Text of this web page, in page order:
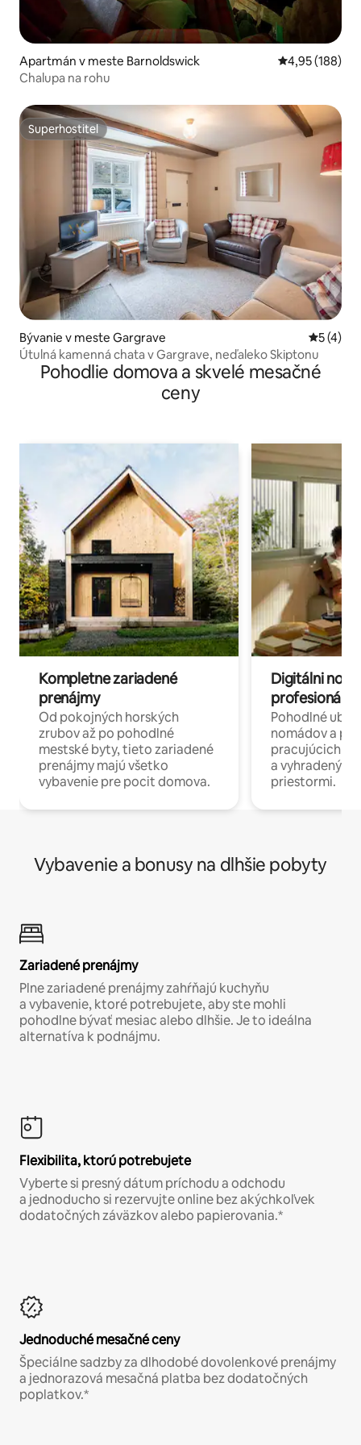
Apartmán v meste Barnoldswick Priemerné
4,95 (188)
Chalupa na rohu
Superhostiteľ
Superhostiteľ
Bývanie v meste Gargrave
5 (4)
Útulná kamenná chata v Gargrave, neďaleko Skiptonu
Pohodlie domova a skvelé mesačné
ceny
Kompletne zariadené
prenájmy
Od pokojných horských
zrubov až po pohodlné
mestské byty, tieto zariadené
prenájmy majú všetko
vybavenie pre pocit domova.
Digitálni
profesionáli
Pohodlné
nomádov a
pracujúcich
a
priestormi.
Vybavenie a bonusy na dlhšie pobyty
Zariadené prenájmy
Plne zariadené prenájmy zahŕňajú kuchyňu
a vybavenie, ktoré potrebujete, aby ste mohli
pohodlne bývať mesiac alebo dlhšie. Je to ideálna
alternatíva k podnájmu.
Flexibilita, ktorú potrebujete
Vyberte si presný dátum príchodu a odchodu
a jednoducho si rezervujte online bez akýchkoľvek
dodatočných záväzkov alebo papierovania.*
Jednoduché mesačné ceny
Špeciálne sadzby za dlhodobé dovolenkové prenájmy
a jednorazová mesačná platba bez dodatočných
poplatkov.*